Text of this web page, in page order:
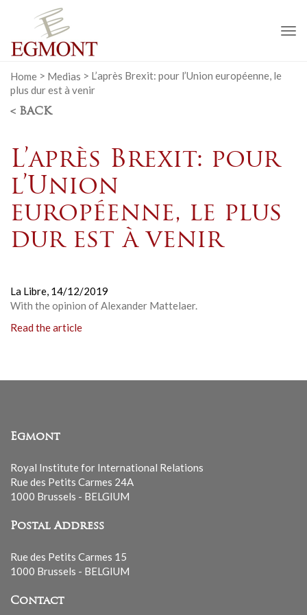
Home > Medias > L’après Brexit: pour l’Union européenne, le
plus dur est à venir
< BACK
L’après Brexit: pour
l’Union
européenne, le plus
dur est à venir
La Libre, 14/12/2019
With the opinion of Alexander Mattelaer.
Read the article
Egmont
Royal Institute for International Relations
Rue des Petits Carmes 24A
1000 Brussels - BELGIUM
Postal Address
Rue des Petits Carmes 15
1000 Brussels - BELGIUM
Contact